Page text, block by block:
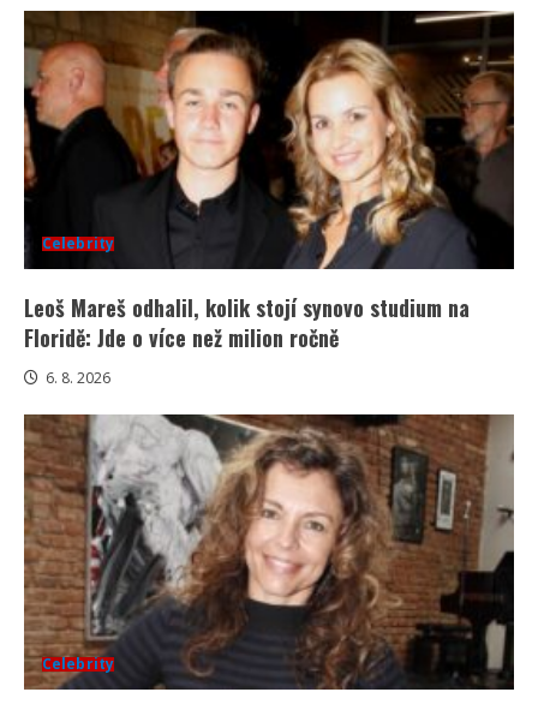
Celebrity
Leoš Mareš odhalil, kolik stojí synovo studium na
Floridě: Jde o více než milion ročně
6. 8. 2026
Celebrity